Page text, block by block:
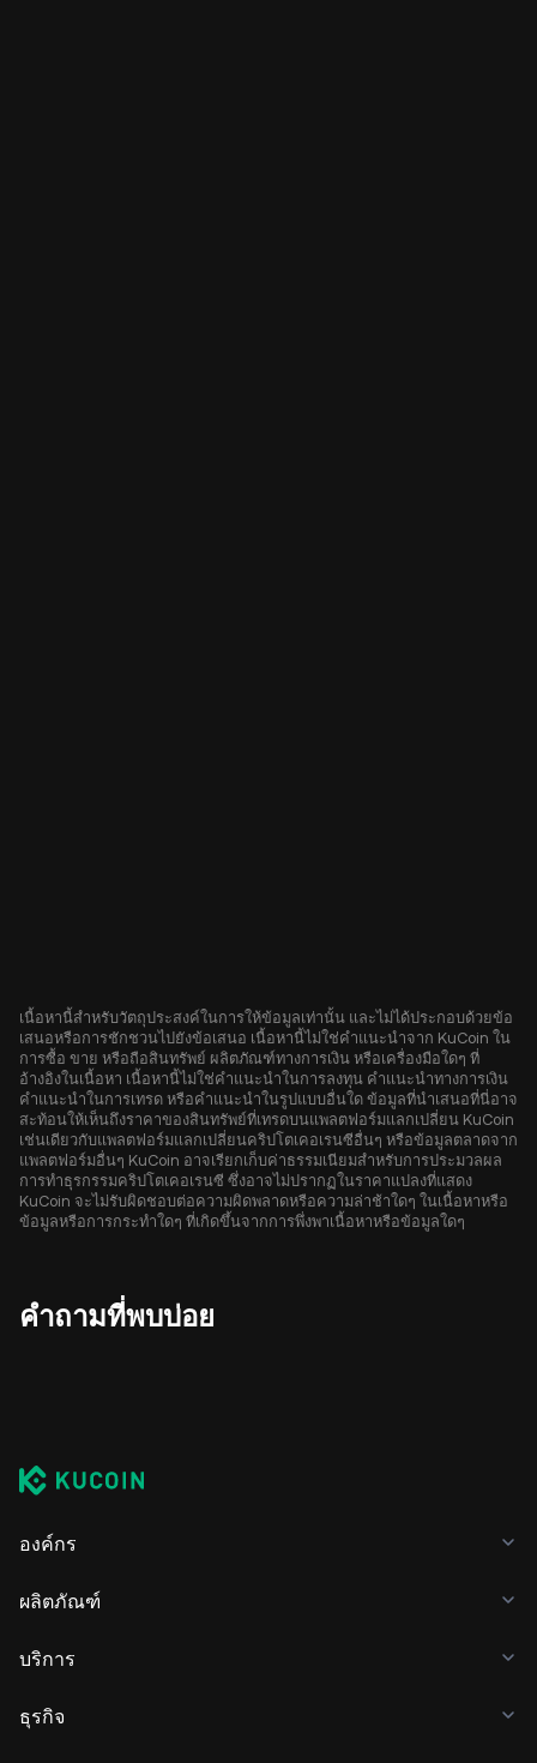
เนื้อหานี้สำหรับวัตถุประสงค์ในการให้ข้อมูลเท่านั้น และไม่ได้ประกอบด้วยข้อ
เสนอหรือการชักชวนไปยังข้อเสนอ เนื้อหานี้ไม่ใช่คำแนะนำจาก KuCoin ใน
การซื้อ ขาย หรือถือสินทรัพย์ ผลิตภัณฑ์ทางการเงิน หรือเครื่องมือใดๆ ที่
อ้างอิงในเนื้อหา เนื้อหานี้ไม่ใช่คำแนะนำในการลงทุน คำแนะนำทางการเงิน
คำแนะนำในการเทรด หรือคำแนะนำในรูปแบบอื่นใด ข้อมูลที่นำเสนอที่นี่อาจ
สะท้อนให้เห็นถึงราคาของสินทรัพย์ที่เทรดบนแพลตฟอร์มแลกเปลี่ยน KuCoin
เช่นเดียวกับแพลตฟอร์มแลกเปลี่ยนคริปโตเคอเรนซีอื่นๆ หรือข้อมูลตลาดจาก
แพลตฟอร์มอื่นๆ KuCoin อาจเรียกเก็บค่าธรรมเนียมสำหรับการประมวลผล
การทำธุรกรรมคริปโตเคอเรนซี ซึ่งอาจไม่ปรากฏในราคาแปลงที่แสดง
KuCoin จะไม่รับผิดชอบต่อความผิดพลาดหรือความล่าช้าใดๆ ในเนื้อหาหรือ
ข้อมูลหรือการกระทำใดๆ ที่เกิดขึ้นจากการพึ่งพาเนื้อหาหรือข้อมูลใดๆ
คำถามที่พบบ่อย
องค์กร
ผลิตภัณฑ์
บริการ
ธุรกิจ